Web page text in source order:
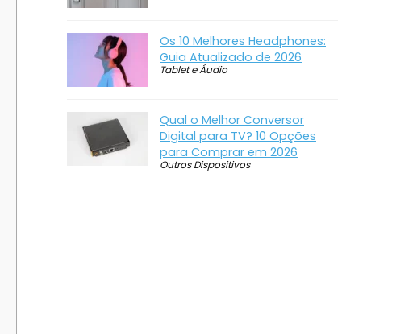
Os 10 Melhores Headphones:
Guia Atualizado de 2026
Tablet e Áudio
Qual o Melhor Conversor
Digital para TV? 10 Opções
para Comprar em 2026
Outros Dispositivos